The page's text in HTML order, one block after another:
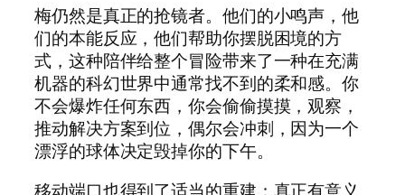
梅仍然是真正的抢镜者。他们的小鸣声，他
们的本能反应，他们帮助你摆脱困境的方
式，这种陪伴给整个冒险带来了一种在充满
机器的科幻世界中通常找不到的柔和感。你
不会爆炸任何东西，你会偷偷摸摸，观察，
推动解决方案到位，偶尔会冲刺，因为一个
漂浮的球体决定毁掉你的下午。
移动端口也得到了适当的重建：真正有意义